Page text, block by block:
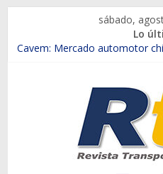
contenido
sábado,
Lo
Chile es el primer mercado
Salfa suma vehículos
Samex amplía su red con
SINOTRUK Pick-ups presentó
la Expo Compras Públicas 2026